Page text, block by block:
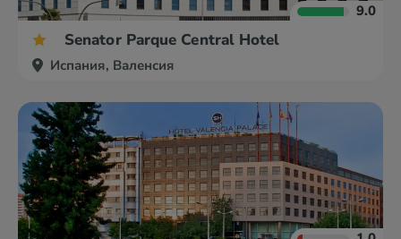
9.0
Senator Parque Central Hotel
Испания, Валенсия